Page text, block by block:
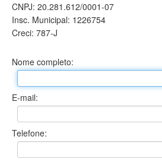
CNPJ: 20.281.612/0001-07
Insc. Municipal: 1226754
Creci: 787-J
Nome completo:
E-mail:
Telefone: